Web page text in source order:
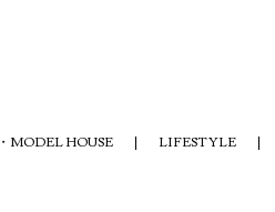
MODEL HOUSE LIFESTYLE